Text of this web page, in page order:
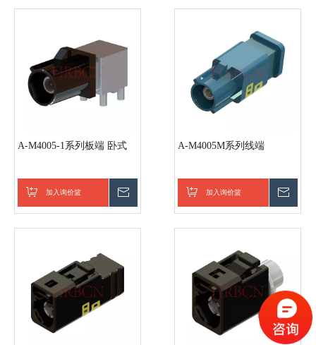
A-M4005-1系列板端 卧式
加入询价篮
A-M4005M系列线端
加入询价篮